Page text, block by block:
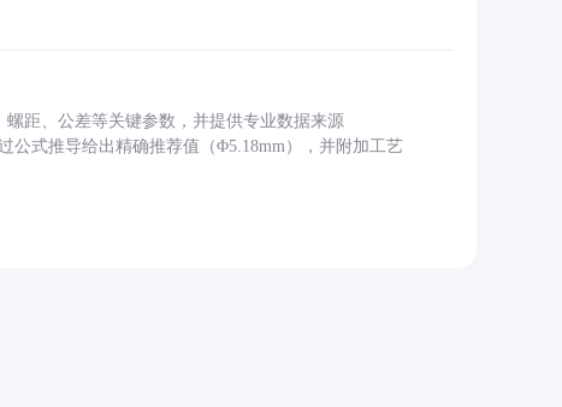
距、公差等关键参数，并提供专业数据来源
公式推导给出精确推荐值（Φ5.18mm），并附加工艺